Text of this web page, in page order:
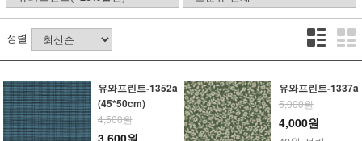
정렬
유와프린트-1352a
(45*50cm)
4,500원
유와프린트-1337a
5,000원
4,000원